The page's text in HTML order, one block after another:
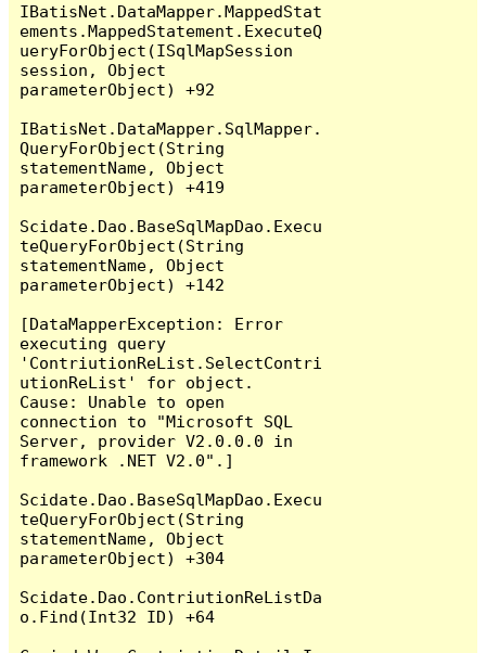
IBatisNet.DataMapper.MappedStat
ements.MappedStatement.ExecuteQ
ueryForObject(ISqlMapSession
session, Object
parameterObject) +92
IBatisNet.DataMapper.SqlMapper.
QueryForObject(String
statementName, Object
parameterObject) +419
Scidate.Dao.BaseSqlMapDao.Execu
teQueryForObject(String
statementName, Object
parameterObject) +142
[DataMapperException: Error
executing query
'ContriutionReList.SelectContri
utionReList' for object.
Cause: Unable to open
connection to "Microsoft SQL
Server, provider V2.0.0.0 in
framework .NET V2.0".]
Scidate.Dao.BaseSqlMapDao.Execu
teQueryForObject(String
statementName, Object
parameterObject) +304
Scidate.Dao.ContriutionReListDa
o.Find(Int32 ID) +64